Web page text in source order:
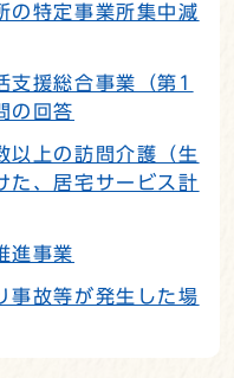
の特定事業所集中減
支援総合事業（第1
の回答
以上の訪問介護（生
た、居宅サービス計
進事業
事故等が発生した場